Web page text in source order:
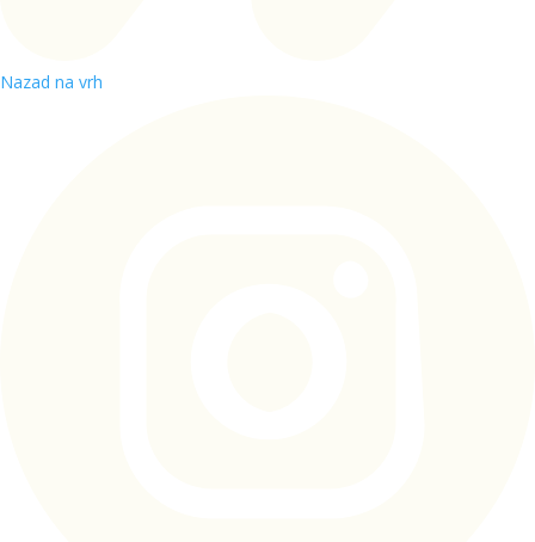
Nazad na vrh